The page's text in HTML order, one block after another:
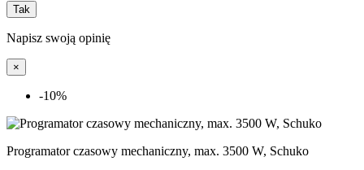
Tak
Napisz swoją opinię
×
-10%
Programator czasowy mechaniczny, max. 3500 W, Schuko